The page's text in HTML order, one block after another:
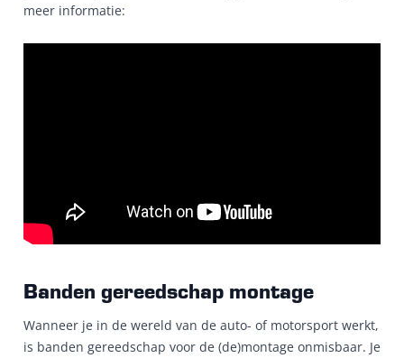
meer informatie:
Banden gereedschap montage
Wanneer je in de wereld van de auto- of motorsport werkt,
is banden gereedschap voor de (de)montage onmisbaar. Je